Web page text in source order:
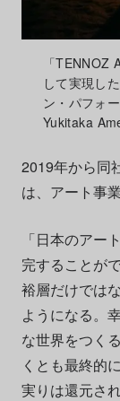
「TENNOZ
して実現し
ン・パフォ
Yukitaka
2019年から同
は、アート事
「日本のアー
完することが
裕層だけでは
ようになる。
な世界をつく
くとも最終的
実りは還元さ